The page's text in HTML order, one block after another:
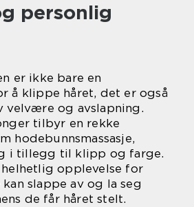
personlig
er ikke bare en
å klippe håret, det er også
velvære og avslapning.
tilbyr en rekke
hodebunnsmassasje,
i tillegg til klipp og farge.
opplevelse for
slappe av og la seg
de får håret stelt.